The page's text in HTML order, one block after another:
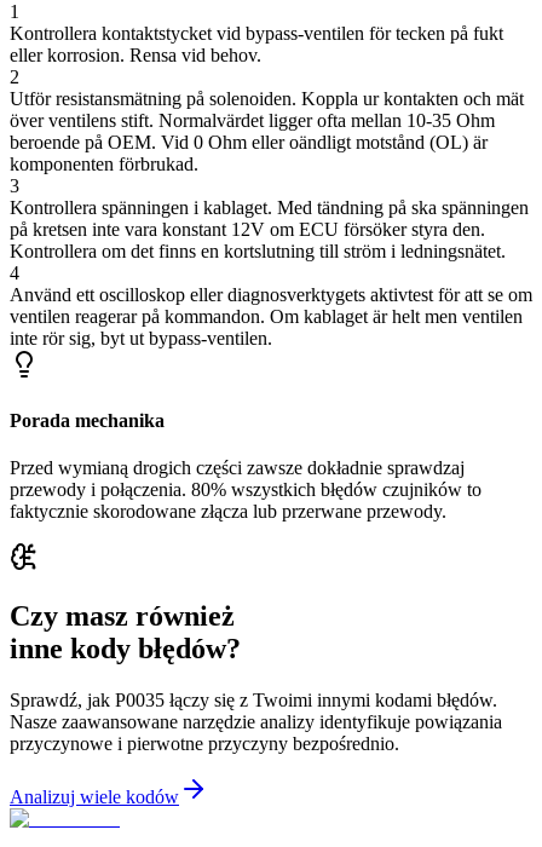
1
Kontrollera kontaktstycket vid bypass-ventilen för tecken på fukt
eller korrosion. Rensa vid behov.
2
Utför resistansmätning på solenoiden. Koppla ur kontakten och mät
över ventilens stift. Normalvärdet ligger ofta mellan 10-35 Ohm
beroende på OEM. Vid 0 Ohm eller oändligt motstånd (OL) är
komponenten förbrukad.
3
Kontrollera spänningen i kablaget. Med tändning på ska spänningen
på kretsen inte vara konstant 12V om ECU försöker styra den.
Kontrollera om det finns en kortslutning till ström i ledningsnätet.
4
Använd ett oscilloskop eller diagnosverktygets aktivtest för att se om
ventilen reagerar på kommandon. Om kablaget är helt men ventilen
inte rör sig, byt ut bypass-ventilen.
Porada mechanika
Przed wymianą drogich części zawsze dokładnie sprawdzaj
przewody i połączenia. 80% wszystkich błędów czujników to
faktycznie skorodowane złącza lub przerwane przewody.
Czy masz również
inne kody błędów?
Sprawdź, jak P0035 łączy się z Twoimi innymi kodami błędów.
Nasze zaawansowane narzędzie analizy identyfikuje powiązania
przyczynowe i pierwotne przyczyny bezpośrednio.
Analizuj wiele kodów